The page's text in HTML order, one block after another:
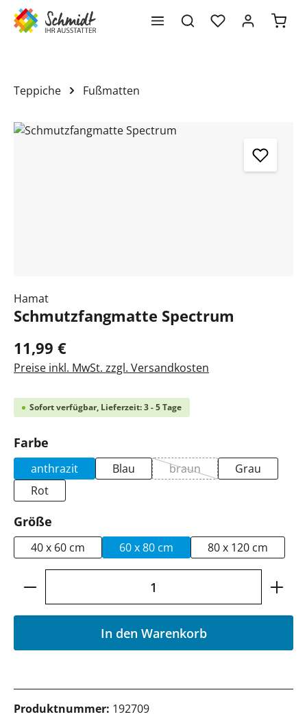
springen
Teppiche Fußmatten
Bildergalerie überspringen
Hamat
Schmutzfangmatte Spectrum
11,99 €
Preise inkl. MwSt. zzgl. Versandkosten
Sofort verfügbar, Lieferzeit: 3 - 5 Tage
Farbe
anthrazit Blau braun(Diese Option ist zurzeit
Grau
Rot
Größe
40 x 60 cm 60 x 80 cm 80 x 120 cm
Produkt Anzahl: Gib den gewünschten
In den Warenkorb
Produktnummer: 192709